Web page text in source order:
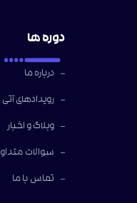
دوره ها
درباره ما
رویدادهای آتی
وبلاگ و اخبار
سوالات
تماس با ما